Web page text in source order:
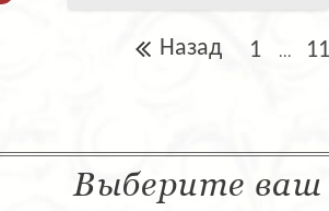
Назад 1 ...
Выберите